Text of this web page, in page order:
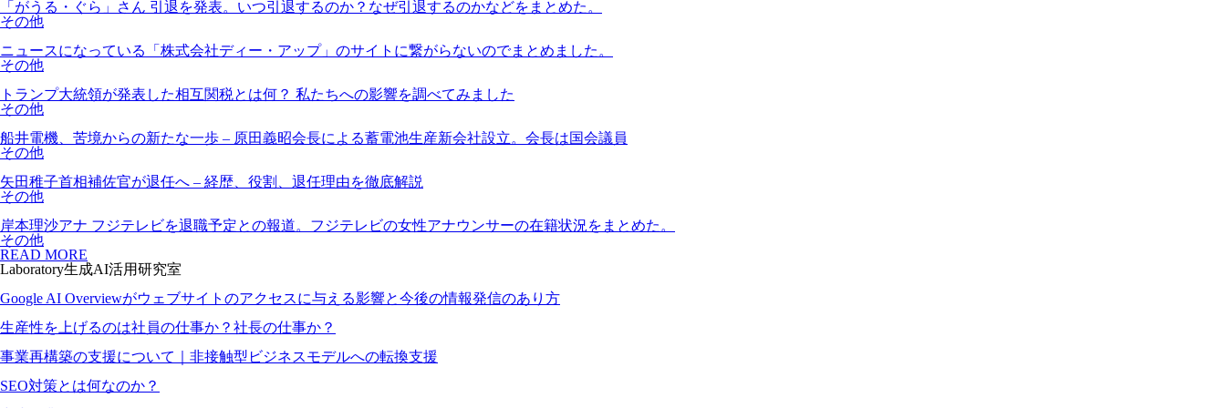
「がうる・ぐら」さん 引退を発表。いつ引退するのか？なぜ引退するのかなどをまとめた。
その他
ニュースになっている「株式会社ディー・アップ」のサイトに繋がらないのでまとめました。
その他
トランプ大統領が発表した相互関税とは何？ 私たちへの影響を調べてみました
その他
船井電機、苦境からの新たな一歩 – 原田義昭会長による蓄電池生産新会社設立。会長は国会議員
その他
矢田稚子首相補佐官が退任へ – 経歴、役割、退任理由を徹底解説
その他
岸本理沙アナ フジテレビを退職予定との報道。フジテレビの女性アナウンサーの在籍状況をまとめた。
その他
READ MORE
Laboratory生成AI活用研究室
Google AI Overviewがウェブサイトのアクセスに与える影響と今後の情報発信のあり方
生産性を上げるのは社員の仕事か？社長の仕事か？
事業再構築の支援について｜非接触型ビジネスモデルへの転換支援
SEO対策とは何なのか？